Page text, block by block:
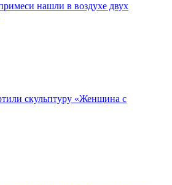
нашли в воздухе двух
скульптуру «Женщина с